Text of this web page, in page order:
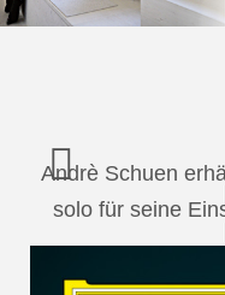
Andrè Schuen
solo für seine